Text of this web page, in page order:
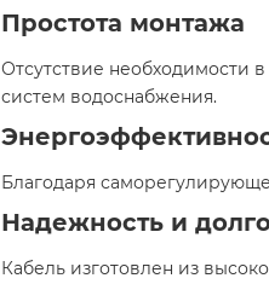
Простота монтажа
Отсутствие необходимости
систем водоснабжения.​
Благодаря
Надежность и
Кабель изготовлен из